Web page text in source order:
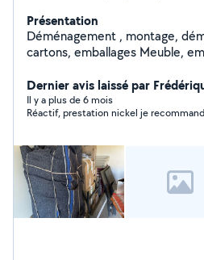
Présentation
Déménagement , montage,
cartons, emballages Meuble,
Dernier avis laissé par
Il y a plus de 6 mois
Réactif, prestation nickel je